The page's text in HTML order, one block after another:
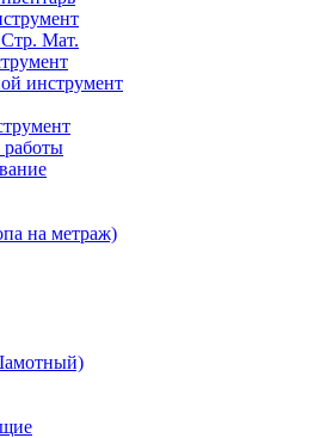
Мат.
инструмент
на метраж)